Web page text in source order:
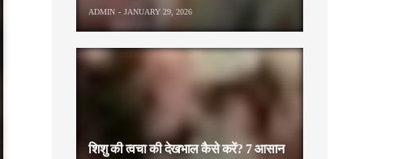
ADMIN JANUARY 29, 2026
शिशु की त्वचा की देखभाल कैसे करें? 7 आसान